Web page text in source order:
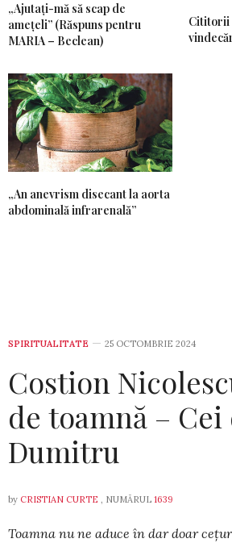
„Ajutați-mă să scap de
amețeli” (Răspuns pentru
MARIA – Beclean)
Cititorii
„An anevrism disecant la aorta
abdominală infrarenală”
SPIRITUALITATE 25 OCTOMBRIE 2024
Costion
de toamnă – Cei
Dumitru
by CRISTIAN CURTE , NUMĂRUL 1639
Toamna nu ne aduce în dar doar